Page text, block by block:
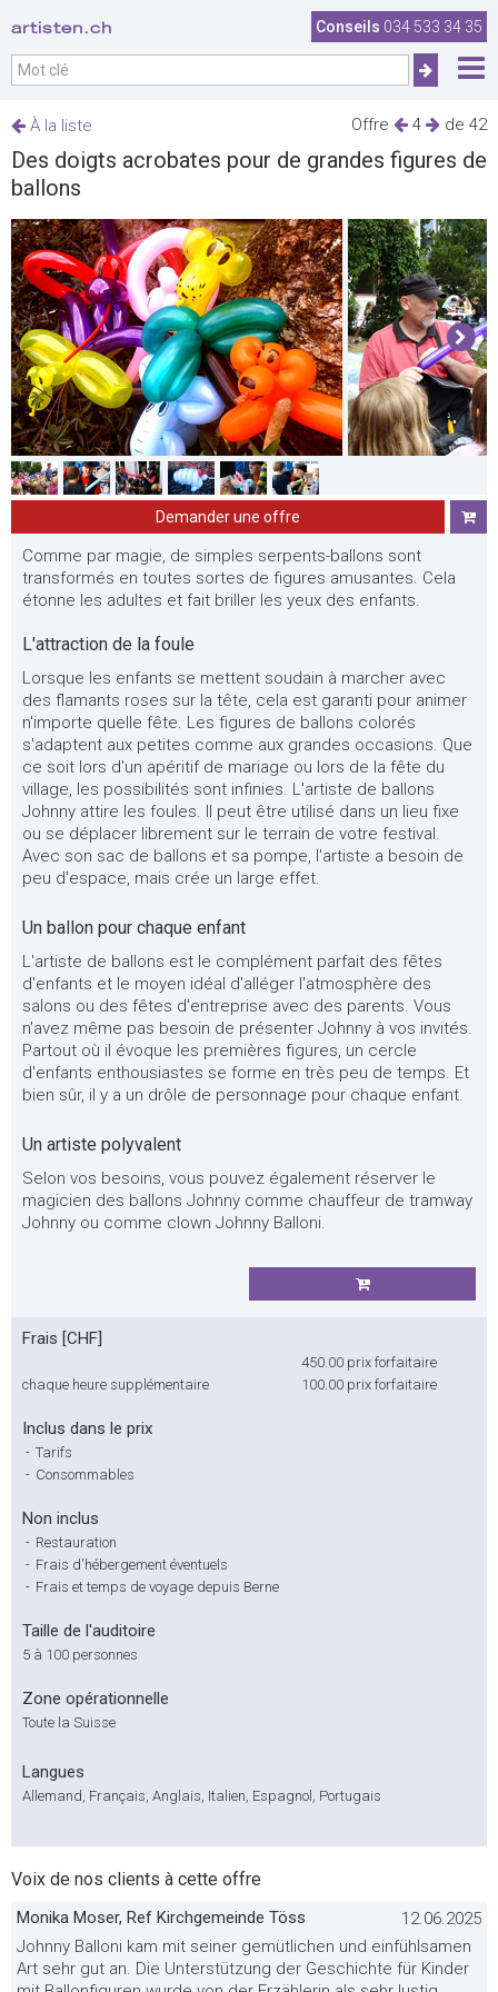
artisten.ch Conseils 034 533 34 35
Offre 4 de 42
À la liste
Des doigts acrobates pour de grandes figures de
ballons
Demander une offre
Comme par magie, de simples serpents-ballons sont
transformés en toutes sortes de figures amusantes. Cela
étonne les adultes et fait briller les yeux des enfants.
L'attraction de la foule
Lorsque les enfants se mettent soudain à marcher avec
des flamants roses sur la tête, cela est garanti pour animer
n'importe quelle fête. Les figures de ballons colorés
s'adaptent aux petites comme aux grandes occasions. Que
ce soit lors d'un apéritif de mariage ou lors de la fête du
village, les possibilités sont infinies. L'artiste de ballons
Johnny attire les foules. Il peut être utilisé dans un lieu fixe
ou se déplacer librement sur le terrain de votre festival.
Avec son sac de ballons et sa pompe, l'artiste a besoin de
peu d'espace, mais crée un large effet.
Un ballon pour chaque enfant
L'artiste de ballons est le complément parfait des fêtes
d'enfants et le moyen idéal d'alléger l'atmosphère des
salons ou des fêtes d'entreprise avec des parents. Vous
n'avez même pas besoin de présenter Johnny à vos invités.
Partout où il évoque les premières figures, un cercle
d'enfants enthousiastes se forme en très peu de temps. Et
bien sûr, il y a un drôle de personnage pour chaque enfant.
Un artiste polyvalent
Selon vos besoins, vous pouvez également réserver le
magicien des ballons Johnny comme chauffeur de tramway
Johnny ou comme clown Johnny Balloni.
Frais [CHF]
450.00 prix forfaitaire
chaque heure supplémentaire
100.00 prix forfaitaire
Inclus dans le prix
- Tarifs
- Consommables
Non inclus
- Restauration
- Frais d'hébergement éventuels
- Frais et temps de voyage depuis Berne
Taille de l'auditoire
5 à 100 personnes
Zone opérationnelle
Toute la Suisse
Langues
Allemand, Français, Anglais, Italien, Espagnol, Portugais
Voix de nos clients à cette offre
Monika Moser, Ref Kirchgemeinde Töss
12.06.2025
Johnny Balloni kam mit seiner gemütlichen und einfühlsamen
Art sehr gut an. Die Unterstützung der Geschichte für Kinder